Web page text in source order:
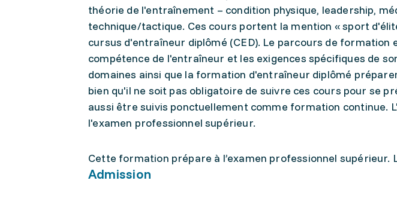
théorie de l'entraînement – condition physique, leadership,
technique/tactique. Ces cours portent la mention « sport
cursus d'entraîneur diplômé (CED). Le parcours de formation
compétence de l'entraîneur et les exigences spécifiques de
domaines ainsi que la formation d'entraîneur diplômé
bien qu'il ne soit pas obligatoire de suivre ces cours pour se
aussi être suivis ponctuellement comme formation continue.
l'examen professionnel supérieur.
Cette formation prépare à l’examen professionnel supérieur.
Admission